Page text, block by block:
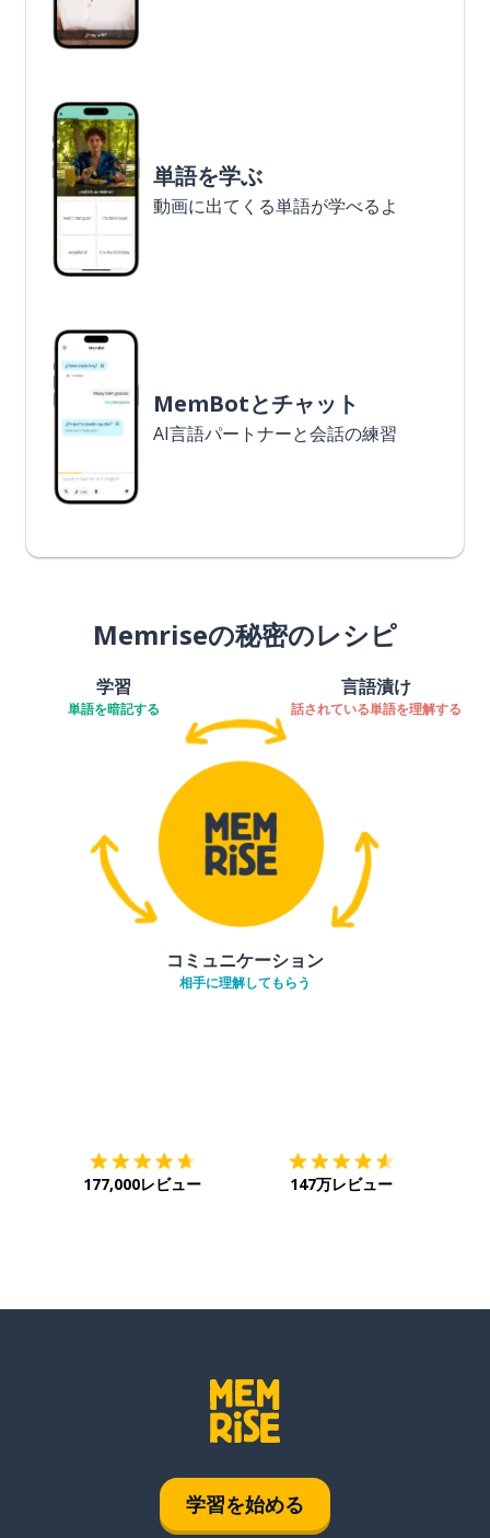
単語を学ぶ
動画に出てくる単語が学べるよ
MemBotとチャット
AI言語パートナーと会話の練習
Memriseの秘密のレシピ
学習
単語を暗記する
言語漬け
話されている単語を理解する
コミュニケーション
相手に理解してもらう
177,000レビュー 147万レビュー
学習を始める